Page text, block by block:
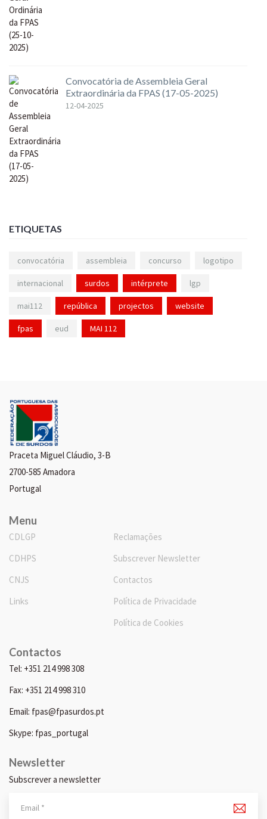
Convocatória de Assembleia Geral
Extraordinária da FPAS (17-05-2025)
12-04-2025
ETIQUETAS
convocatória assembleia concurso logotipo
internacional surdos intérprete lgp
mai112 república projectos website
fpas eud MAI 112
Praceta Miguel Cláudio, 3-B
2700-585 Amadora
Portugal
Menu
CDLGP
CDHPS
CNJS
Links
Reclamações
Subscrever Newsletter
Contactos
Política de Privacidade
Política de Cookies
Contactos
Tel: +351 214 998 308
Fax: +351 214 998 310
Email: fpas@fpasurdos.pt
Skype: fpas_portugal
Newsletter
Subscrever a newsletter